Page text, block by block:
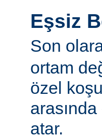
Eşsiz
Son
ortam
özel
atar.